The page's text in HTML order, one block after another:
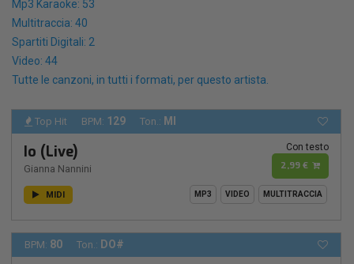
Mp3 Karaoke: 53
Multitraccia: 40
Spartiti Digitali: 2
Video: 44
Tutte le canzoni, in tutti i formati, per questo artista.
Top Hit BPM: 129 Ton.: MI
Io (Live)
Gianna Nannini
Con testo
2,99 €
MIDI MP3 VIDEO MULTITRACCIA
BPM: 80 Ton.: DO#